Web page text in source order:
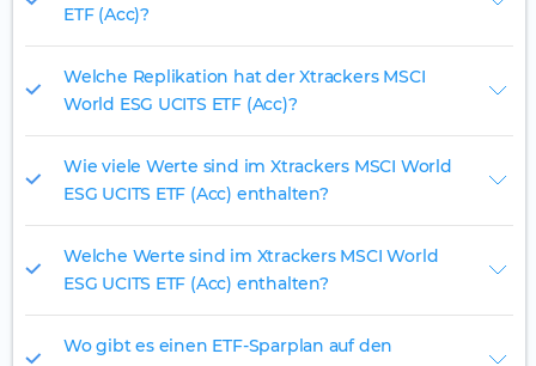
ETF (Acc)?
Welche Replikation hat der Xtrackers MSCI
World ESG UCITS ETF (Acc)?
Wie viele Werte sind im Xtrackers MSCI World
ESG UCITS ETF (Acc) enthalten?
Welche Werte sind im Xtrackers MSCI World
ESG UCITS ETF (Acc) enthalten?
Wo gibt es einen ETF-Sparplan auf den